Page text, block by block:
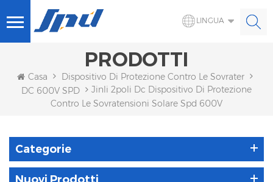
LINGUA
PRODOTTI
Casa
Dispositivo Di Protezione Contro Le Sovratensioni
DC 600V SPD
Jinli 2poli Dc Dispositivo Di Protezione
Contro Le Sovratensioni Solare Spd 600V
Categorie